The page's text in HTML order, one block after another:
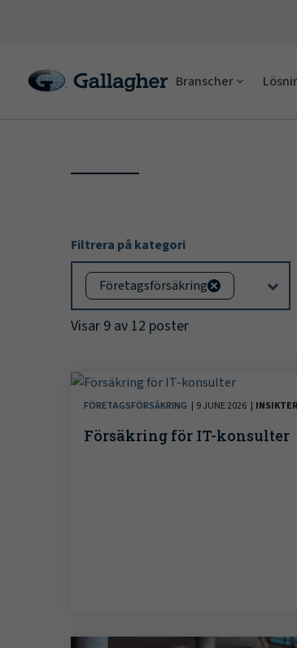
Branscher
Options
Filtrera på kategori
Företagsförsäkring
Visar 9 av 12 poster
FÖRETAGSFÖRSÄKRING 9 JUNE 2026 INSIKTER
Försäkring för IT-konsulter